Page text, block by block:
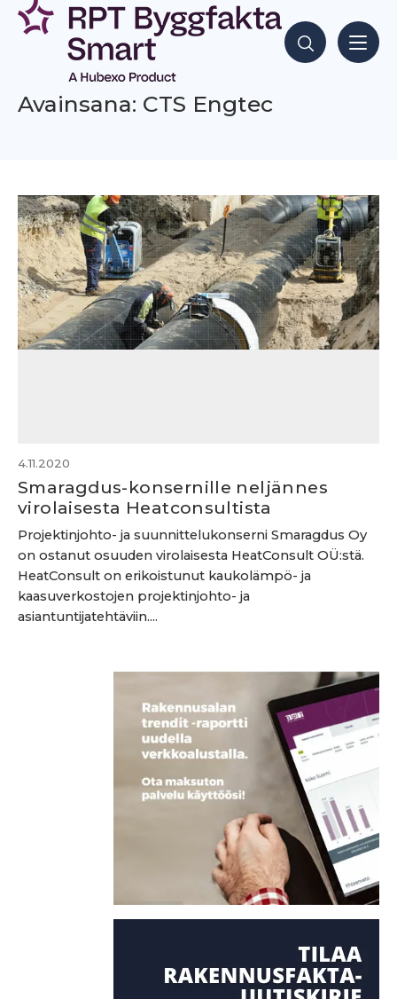
Siirry
sisältöön
Hae sisältöjä
Avainsana: CTS Engtec
4.11.2020
Smaragdus-konsernille neljännes
virolaisesta Heatconsultista
Projektinjohto- ja suunnittelukonserni Smaragdus Oy
on ostanut osuuden virolaisesta HeatConsult OÜ:stä.
HeatConsult on erikoistunut kaukolämpö- ja
kaasuverkostojen projektinjohto- ja
asiantuntijatehtäviin....